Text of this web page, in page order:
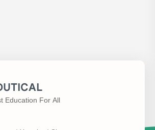
Education For All